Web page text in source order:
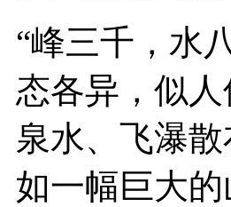
“峰三千，水
态各异，似
泉水、飞瀑
如一幅巨大的